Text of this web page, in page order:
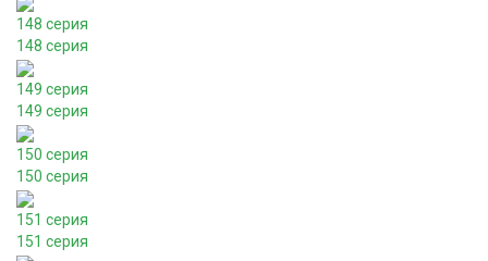
148 серия
148 серия
149 серия
149 серия
150 серия
150 серия
151 серия
151 серия